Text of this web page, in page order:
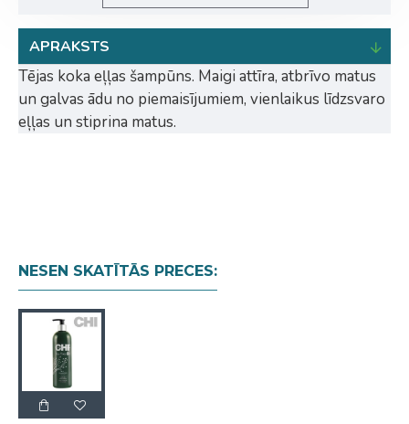
APRAKSTS
Tējas koka eļļas šampūns. Maigi attīra, atbrīvo matus
un galvas ādu no piemaisījumiem, vienlaikus līdzsvaro
eļļas un stiprina matus.
NESEN SKATĪTĀS PRECES: